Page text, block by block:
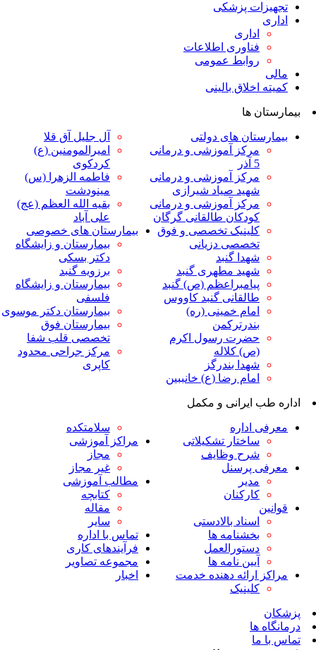
پزشکی
اطلاعات
عمومی
بالینی
های دولتی
آموزشی و درمانی
آموزشی و درمانی
صیاد شیرازی
آموزشی و درمانی
طالقانی گرگان
تخصصی و فوق
دزیانی
مطهری گنبد
(ص) گنبد
گنبد کاووس
خمینی (ره)
رسول اکرم
بندرگز
رضا (ع) خانببین
آل جلیل آق قلا
امیرالمومنین (ع)
فاطمه الزهرا (س)
بقیه الله العظم (عج)
علی آباد
بیمارستان های خصوصی
بیمارستان و زایشگاه
برزویه گنبد
بیمارستان و زایشگاه
فلسفی
بیمارستان دکتر موسوی
بیمارستان فوق
تخصصی قلب شفا
مرکز جراحی محدود
و مکمل
تشکیلاتی
وظایف
بالادستی
ها
نامه ها
دهنده خدمت
مراکز آموزشی
مطالب آموزشی
تماس با اداره
فرآیندهای کاری
مجموعه تصاویر
اخبار